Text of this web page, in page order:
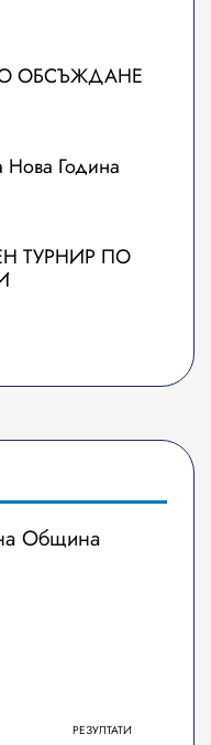
ОБСЪЖДАНЕ
Нова Година
ТУРНИР ПО
Община
РЕЗУЛТАТИ